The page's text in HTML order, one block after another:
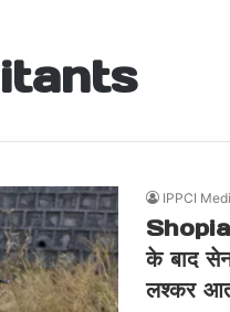
IPPCI
के बाद
लश्कर